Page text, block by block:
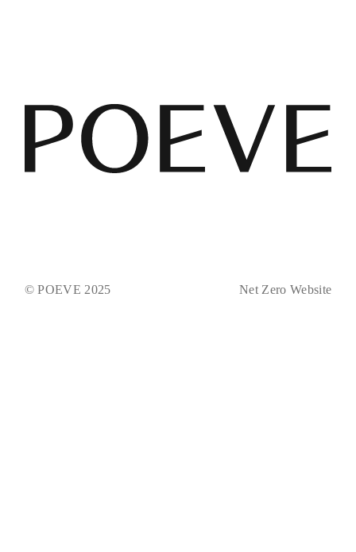
© POEVE 2025 Net Zero Website